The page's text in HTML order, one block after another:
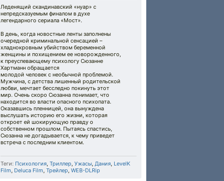
Леденящий скандинавский «нуар» с
непредсказуемым финалом в духе
легендарного сериала «Мост».
В день, когда новостные ленты заполнены
очередной криминальной сенсацией –
хладнокровным убийством беременной
женщины и похищением ее новорожденного,
к преуспевающему психологу Сюзанне
Хартманн обращается
молодой человек с необычной проблемой.
Мужчина, с детства лишенный родительской
любви, мечтает бесследно покинуть этот
мир. Очень скоро Сюзанна понимает, что
находится во власти опасного психопата.
Оказавшись пленницей, она вынуждена
выслушать историю его жизни, которая
откроет ей шокирующую правду о
собственном прошлом. Пытаясь спастись,
Сюзанна не догадывается, к чему приведет
встреча с последним клиентом.
Теги: Психология, Триллер, Ужасы, Дания, LevelK
Film, Deluca Film, Трейлер, WEB-DLRip